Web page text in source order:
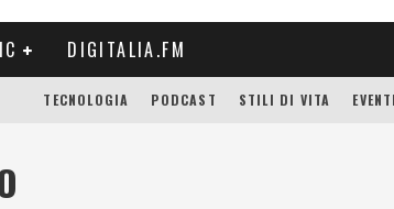
DIGITALIA.FM
TECNOLOGIA PODCAST STILI DI VITA EVENTI